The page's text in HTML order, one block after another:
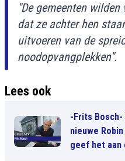
"De gemeenten
dat ze achter hen
uitvoeren van de
noodopvangplekken".
Lees ook
-Frits Bosch-
nieuwe
geef het aan